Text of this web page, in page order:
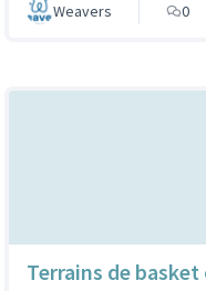
Weavers 0
Terrains de